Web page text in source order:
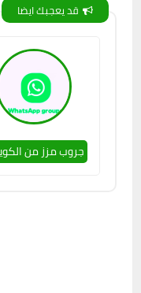
قد يعجبك ايضا